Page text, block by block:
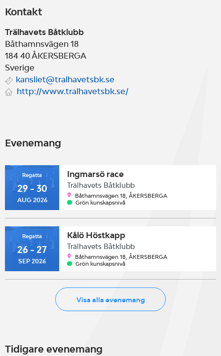
Kontakt
Trälhavets Båtklubb
Båthamnsvägen 18
184 40ÅKERSBERGA
Sverige
kansliet@tralhavetsbk.se
http://www.tralhavetsbk.se/
Evenemang
Regatta
29 - 30
AUG 2026
Ingmarsö race
Trälhavets Båtklubb
Båthamnsvägen 18, ÅKERSBERGA
Grön kunskapsnivå
Regatta
26 - 27
SEP 2026
Kålö Höstkapp
Trälhavets Båtklubb
Båthamnsvägen 18, ÅKERSBERGA
Grön kunskapsnivå
Visa alla evenemang
Tidigare evenemang